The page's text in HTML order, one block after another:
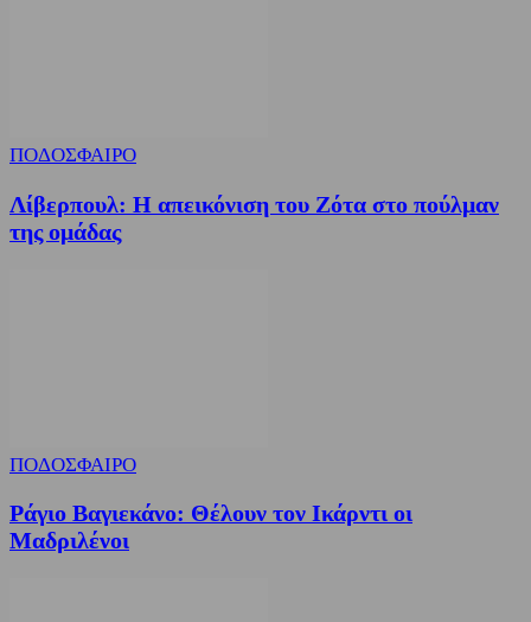
ΠΟΔΟΣΦΑΙΡΟ
Λίβερπουλ: Η απεικόνιση του Ζότα στο πούλμαν
της ομάδας
ΠΟΔΟΣΦΑΙΡΟ
Ράγιο Βαγιεκάνο: Θέλουν τον Ικάρντι οι
Μαδριλένοι